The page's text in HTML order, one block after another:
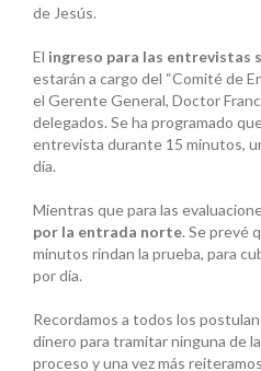
de Jesús.
El ingreso para las entrevistas
estarán a cargo del “Comité de
el Gerente General, Doctor
delegados. Se ha programado
entrevista durante 15 minutos,
día.
Mientras que para las
por la entrada norte. Se prevé
minutos rindan la prueba, para
por día.
Recordamos a todos los
dinero para tramitar ninguna de
proceso y una vez más